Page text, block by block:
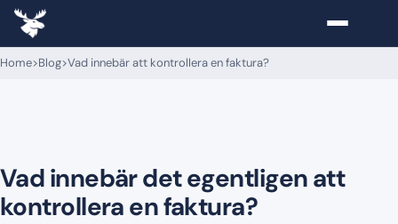
Home>Blog>Vad innebär att kontrollera en faktura?
Vad innebär det egentligen att
kontrollera en faktura?